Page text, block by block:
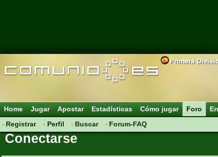
Primera
Home Jugar Apostar Estadísticas Cómo jugar
Foro
Registrar
Perfil Buscar Forum-FAQ
Conectarse